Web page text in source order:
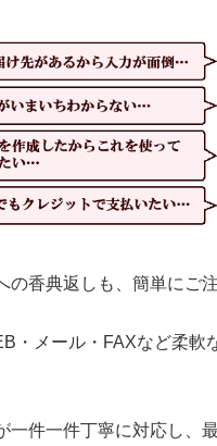
の香典返しも、簡単にご
・メール・FAXなど柔軟
一件一件丁寧に対応し、